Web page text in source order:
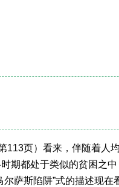
页）看来，伴随着人
期都处于类似的贫困之
尔萨斯陷阱”式的描述现